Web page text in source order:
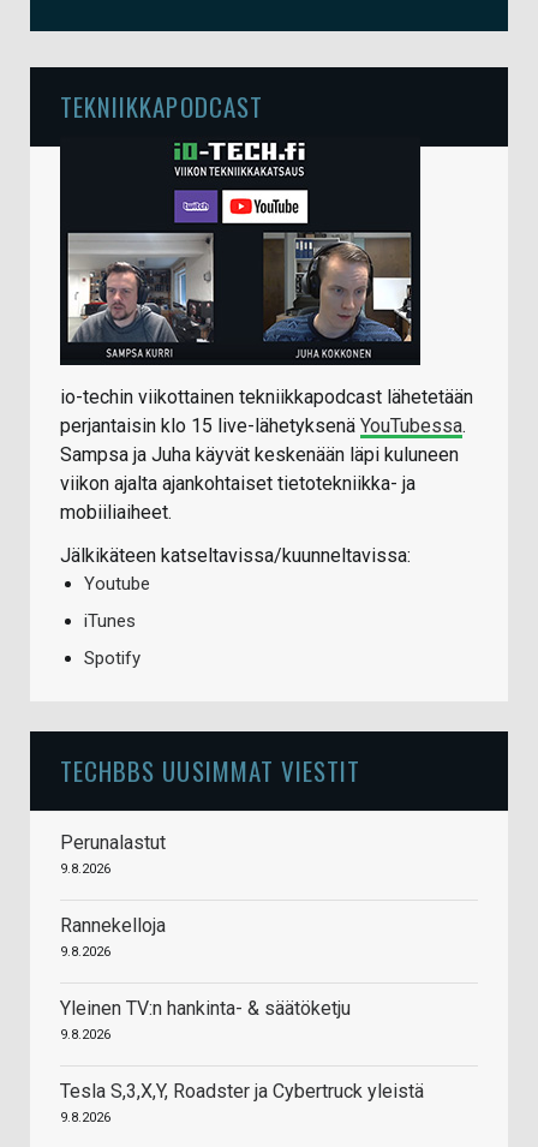
TEKNIIKKAPODCAST
io-techin viikottainen tekniikkapodcast lähetetään
perjantaisin klo 15 live-lähetyksenä YouTubessa.
Sampsa ja Juha käyvät keskenään läpi kuluneen
viikon ajalta ajankohtaiset tietotekniikka- ja
mobiiliaiheet.
Jälkikäteen katseltavissa/kuunneltavissa:
Youtube
iTunes
Spotify
TECHBBS UUSIMMAT VIESTIT
Perunalastut
9.8.2026
Rannekelloja
9.8.2026
Yleinen TV:n hankinta- & säätöketju
9.8.2026
Tesla S,3,X,Y, Roadster ja Cybertruck yleistä
9.8.2026